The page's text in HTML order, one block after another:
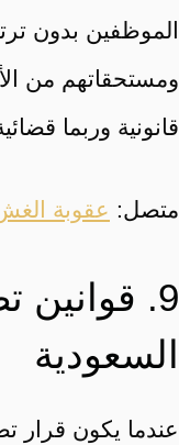
الموظفين بدون
ومستحقاتهم من
قانونية وربما
متصل: عقوبة
9.
السعودية
عندما يكون قرار